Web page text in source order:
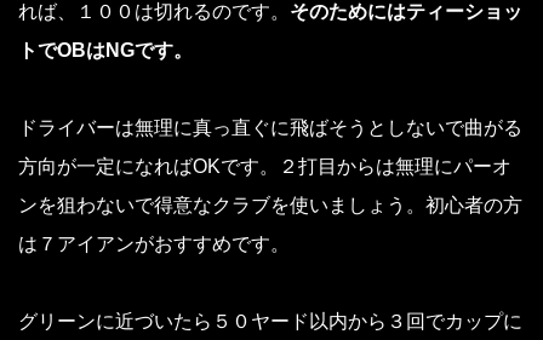
れば、１００は切れるのです。 そのためにはティーショッ
トでOBはNGです。
ドライバーは無理に真っ直ぐに飛ばそうとしないで曲がる
方向が一定になればOKです。２打目からは無理にパーオ
ンを狙わないで得意なクラブを使いましょう。初心者の方
は７アイアンがおすすめです。
グリーンに近づいたら５０ヤード以内から３回でカップに